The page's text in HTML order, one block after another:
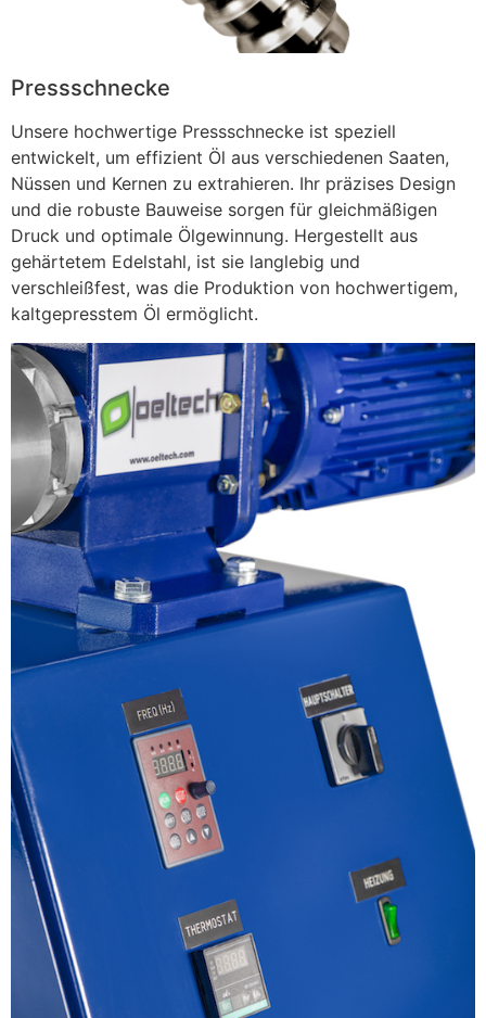
Pressschnecke
Unsere hochwertige Pressschnecke ist speziell
entwickelt, um effizient Öl aus verschiedenen Saaten,
Nüssen und Kernen zu extrahieren. Ihr präzises Design
und die robuste Bauweise sorgen für gleichmäßigen
Druck und optimale Ölgewinnung. Hergestellt aus
gehärtetem Edelstahl, ist sie langlebig und
verschleißfest, was die Produktion von hochwertigem,
kaltgepresstem Öl ermöglicht.